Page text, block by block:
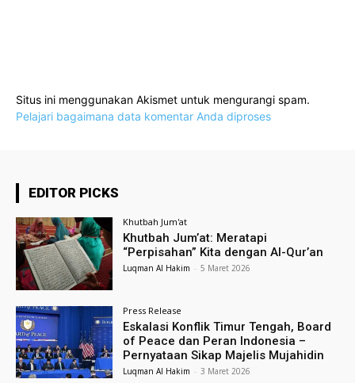
Situs ini menggunakan Akismet untuk mengurangi spam.
Pelajari bagaimana data komentar Anda diproses
EDITOR PICKS
Khutbah Jum'at
Khutbah Jum’at: Meratapi
“Perpisahan” Kita dengan Al-Qur’an
Luqman Al Hakim - 5 Maret 2026
Press Release
Eskalasi Konflik Timur Tengah, Board
of Peace dan Peran Indonesia –
Pernyataan Sikap Majelis Mujahidin
Luqman Al Hakim - 3 Maret 2026